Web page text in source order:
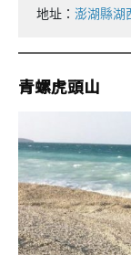
地址： 澎湖縣湖
青螺虎頭山